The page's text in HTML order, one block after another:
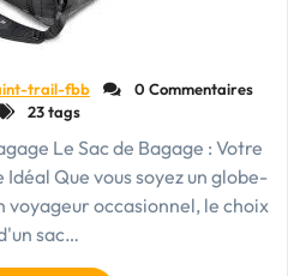
trail-fbb
0 Commentaires
23 tags
Le Sac de Bagage : Votre
Que vous soyez un globe-
voyageur occasionnel, le choix
sac…